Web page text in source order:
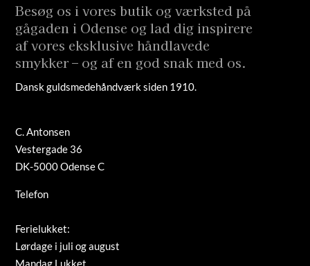
Besøg os i vores butik og værksted på
gågaden i Odense og lad dig inspirere
af vores eksklusive håndlavede
smykker – og af en god snak med os.
Dansk guldsmedehåndværk siden 1910.
C. Antonsen
Vestergade 36
DK-5000 Odense C
Telefon
Ferielukket:
Lørdage i juli og august
Mandag Lukket